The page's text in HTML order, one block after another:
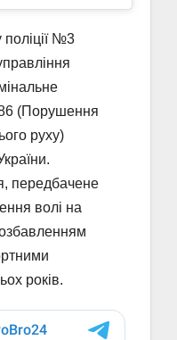
поліції №3
(Порушення
руху)
передбачене
волі на
років.